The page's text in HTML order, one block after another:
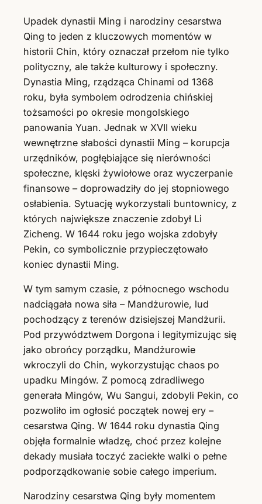
Upadek dynastii Ming i narodziny cesarstwa
Qing to jeden z kluczowych momentów w
historii Chin, który oznaczał przełom nie tylko
polityczny, ale także kulturowy i społeczny.
Dynastia Ming, rządząca Chinami od 1368
roku, była symbolem odrodzenia chińskiej
tożsamości po okresie mongolskiego
panowania Yuan. Jednak w XVII wieku
wewnętrzne słabości dynastii Ming – korupcja
urzędników, pogłębiające się nierówności
społeczne, klęski żywiołowe oraz wyczerpanie
finansowe – doprowadziły do jej stopniowego
osłabienia. Sytuację wykorzystali buntownicy, z
których największe znaczenie zdobył Li
Zicheng. W 1644 roku jego wojska zdobyły
Pekin, co symbolicznie przypieczętowało
koniec dynastii Ming.
W tym samym czasie, z północnego wschodu
nadciągała nowa siła – Mandżurowie, lud
pochodzący z terenów dzisiejszej Mandżurii.
Pod przywództwem Dorgona i legitymizując się
jako obrońcy porządku, Mandżurowie
wkroczyli do Chin, wykorzystując chaos po
upadku Mingów. Z pomocą zdradliwego
generała Mingów, Wu Sangui, zdobyli Pekin, co
pozwoliło im ogłosić początek nowej ery –
cesarstwa Qing. W 1644 roku dynastia Qing
objęła formalnie władzę, choć przez kolejne
dekady musiała toczyć zaciekłe walki o pełne
podporządkowanie sobie całego imperium.
Narodziny cesarstwa Qing były momentem